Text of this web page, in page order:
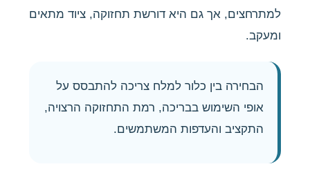
למתרחצים, אך גם היא דורשת תחזוקה, ציוד מתאים
ומעקב.
הבחירה בין כלור למלח צריכה להתבסס על
אופי השימוש בבריכה, רמת התחזוקה הרצויה,
התקציב והעדפות המשתמשים.